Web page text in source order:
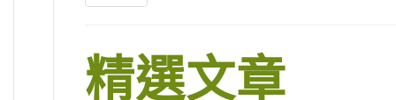
精選文章